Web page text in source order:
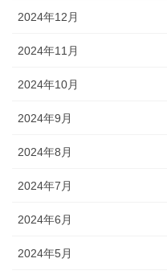
2024年12月
2024年11月
2024年10月
2024年9月
2024年8月
2024年7月
2024年6月
2024年5月